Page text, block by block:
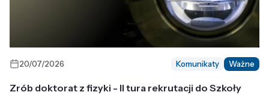
20/07/2026 Komunikaty Ważne
Zrób doktorat z fizyki - II tura rekrutacji do Szkoły